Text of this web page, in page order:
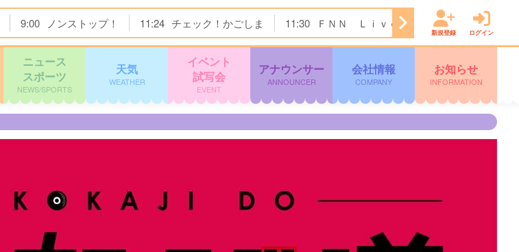
9:00 ノンストップ！ 11:24 チェック！かごしま 11:30 ＦＮＮ Ｌｉｖｅ Ｎｅｗｓ ｄａｙｓ
新規登録 ログイン
ニュース
スポーツ
NEWS/SPORTS
天気
WEATHER
イベント
試写会
EVENT
アナウンサー
ANNOUNCER
会社情報
COMPANY
お知らせ
INFORMATION